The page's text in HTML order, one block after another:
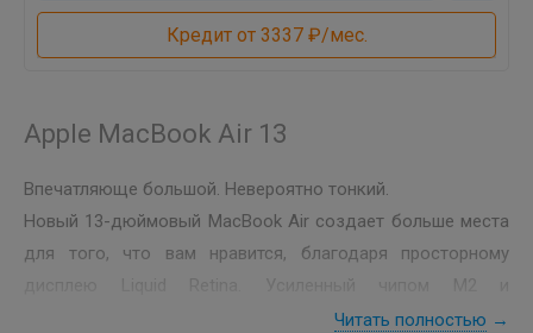
Кредит от 3337 ₽/мес.
Apple MacBook Air 13
Впечатляюще большой. Невероятно тонкий.
Новый 13-дюймовый MacBook Air создает больше места
для того, что вам нравится, благодаря просторному
обладающий до 18 часов автономной работы, ноутбук
Читать полностью →